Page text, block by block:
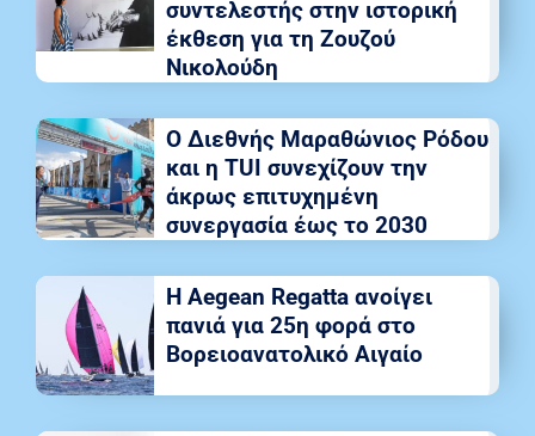
συντελεστής στην ιστορική
έκθεση για τη Ζουζού
Νικολούδη
Ο Διεθνής Μαραθώνιος Ρόδου
και η TUI συνεχίζουν την
άκρως επιτυχημένη
συνεργασία έως το 2030
Η Aegean Regatta ανοίγει
πανιά για 25η φορά στο
Βορειοανατολικό Αιγαίο